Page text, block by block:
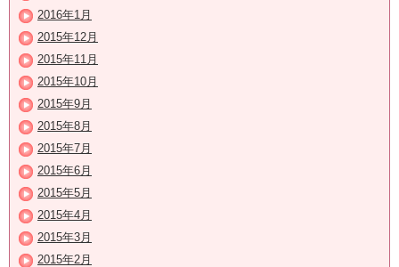
2016年1月
2015年12月
2015年11月
2015年10月
2015年9月
2015年8月
2015年7月
2015年6月
2015年5月
2015年4月
2015年3月
2015年2月